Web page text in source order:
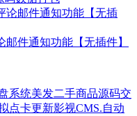
邮件通知功能【无插件】
系统美发二手商品源码交
点卡更新影视CMS.自动